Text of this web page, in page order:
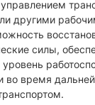
другими
силы,
во время